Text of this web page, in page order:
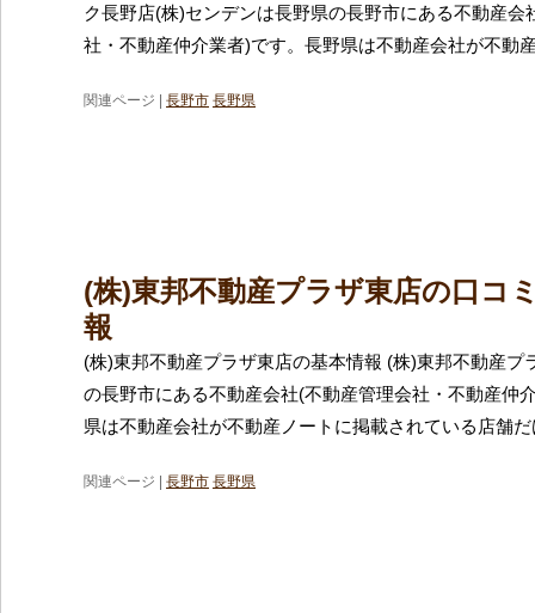
ク長野店(株)センデンは長野県の長野市にある不動産会
社・不動産仲介業者)です。長野県は不動産会社が不動
関連ページ | 長野市 長野県
(株)東邦不動産プラザ東店の口コ
報
(株)東邦不動産プラザ東店の基本情報 (株)東邦不動産プ
の長野市にある不動産会社(不動産管理会社・不動産仲
県は不動産会社が不動産ノートに掲載されている店舗
関連ページ | 長野市 長野県